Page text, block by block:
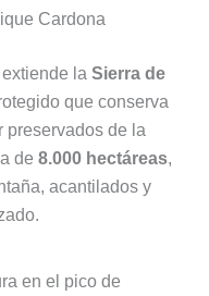
Cardona
la Sierra de
que conserva
preservados de la
de 8.000 hectáreas,
acantilados y
en el pico de